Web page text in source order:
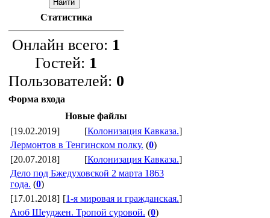
Статистика
Онлайн всего: 1
Гостей: 1
Пользователей: 0
Форма входа
Новые файлы
[19.02.2019]
[Колонизация Кавказа.]
Лермонтов в Тенгинском полку. (0)
[20.07.2018]
[Колонизация Кавказа.]
Дело под Бжедуховской 2 марта 1863
года. (0)
[17.01.2018] [1-я мировая и гражданская.]
Аюб Шеуджен. Тропой суровой. (0)